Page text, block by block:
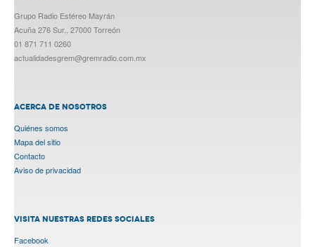
Grupo Radio Estéreo Mayrán
Acuña 276 Sur., 27000 Torreón
01 871 711 0260
actualidadesgrem@gremradio.com.mx
ACERCA DE NOSOTROS
Quiénes somos
Mapa del sitio
Contacto
Aviso de privacidad
VISITA NUESTRAS REDES SOCIALES
Facebook